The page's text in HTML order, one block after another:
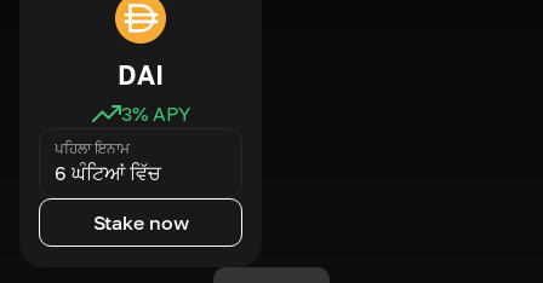
DAI
3% APY
ਪਹਿਲਾ ਇਨਾਮ
6 ਘੰਟਿਆਂ ਵਿੱਚ
Stake now